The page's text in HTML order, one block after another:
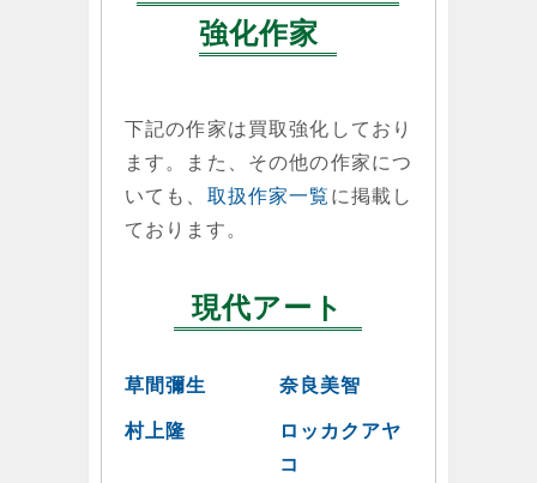
強化作家
下記の作家は買取強化しており
ます。また、その他の作家につ
いても、 取扱作家一覧 に掲載し
ております。
現代アート
草間彌生 奈良美智
村上隆
ロッカクアヤ
コ